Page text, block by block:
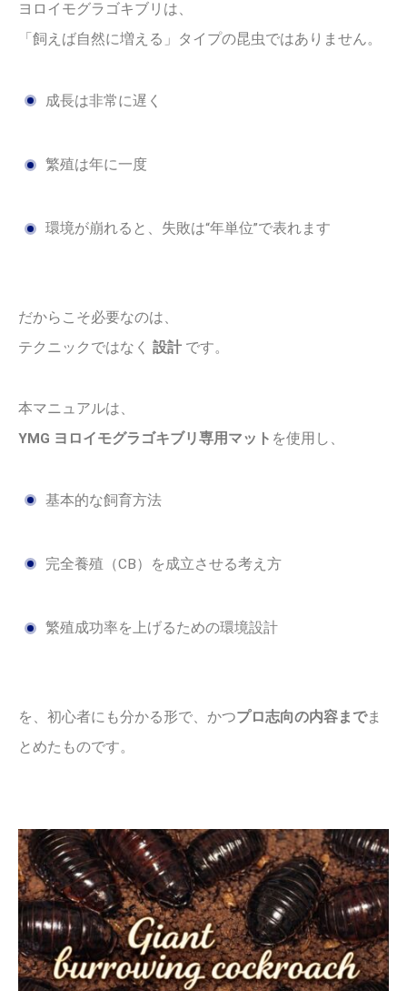
ヨロイモグラゴキブリは、
「飼えば自然に増える」タイプの昆虫ではありません。
成長は非常に遅く
繁殖は年に一度
環境が崩れると、失敗は“年単位”で表れます
だからこそ必要なのは、
テクニックではなく 設計 です。
本マニュアルは、
YMG ヨロイモグラゴキブリ専用マット を使用し、
基本的な飼育方法
完全養殖（CB）を成立させる考え方
繁殖成功率を上げるための環境設計
を、初心者にも分かる形で、かつプロ志向の内容までま
とめたものです。